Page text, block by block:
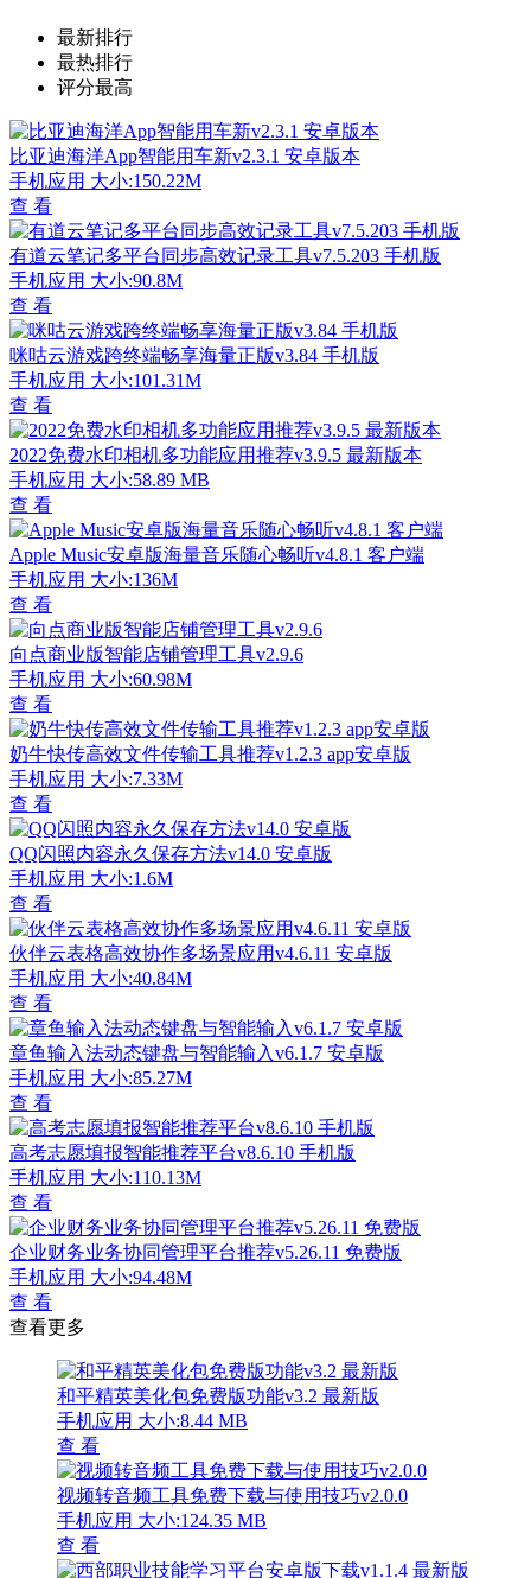
最新排行
最热排行
评分最高
比亚迪海洋App智能用车新v2.3.1 安卓版本
手机应用 大小:150.22M
查 看
有道云笔记多平台同步高效记录工具v7.5.203 手机版
手机应用 大小:90.8M
查 看
咪咕云游戏跨终端畅享海量正版v3.84 手机版
手机应用 大小:101.31M
查 看
2022免费水印相机多功能应用推荐v3.9.5 最新版本
手机应用 大小:58.89 MB
查 看
Apple Music安卓版海量音乐随心畅听v4.8.1 客户端
手机应用 大小:136M
查 看
向点商业版智能店铺管理工具v2.9.6
手机应用 大小:60.98M
查 看
奶牛快传高效文件传输工具推荐v1.2.3 app安卓版
手机应用 大小:7.33M
查 看
QQ闪照内容永久保存方法v14.0 安卓版
手机应用 大小:1.6M
查 看
伙伴云表格高效协作多场景应用v4.6.11 安卓版
手机应用 大小:40.84M
查 看
章鱼输入法动态键盘与智能输入v6.1.7 安卓版
手机应用 大小:85.27M
查 看
高考志愿填报智能推荐平台v8.6.10 手机版
手机应用 大小:110.13M
查 看
企业财务业务协同管理平台推荐v5.26.11 免费版
手机应用 大小:94.48M
查 看
查看更多
和平精英美化包免费版功能v3.2 最新版
手机应用 大小:8.44 MB
查 看
视频转音频工具免费下载与使用技巧v2.0.0
手机应用 大小:124.35 MB
查 看